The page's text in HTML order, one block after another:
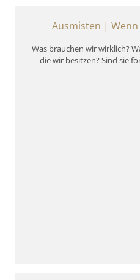
Ausmisten |
Was brauchen wir wirklich?
die wir besitzen? Sind sie